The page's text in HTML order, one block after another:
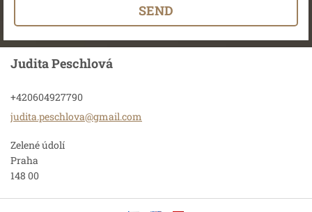
Judita Peschlová
+420604927790
judita.peschlova@gmail.com
Zelené údolí
Praha
148 00